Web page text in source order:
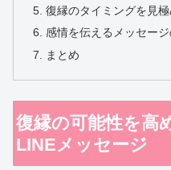
復縁のタイミングを見
感情を伝えるメッセー
まとめ
復縁の可能性を高
LINEメッセージ